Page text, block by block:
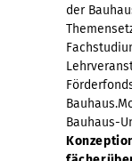
der
Bauhaus-